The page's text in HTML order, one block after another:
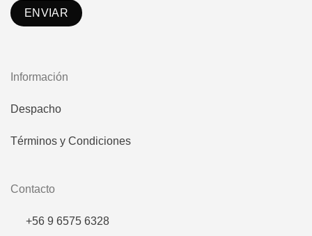
Información
Despacho
Términos y Condiciones
Contacto
+56 9 6575 6328